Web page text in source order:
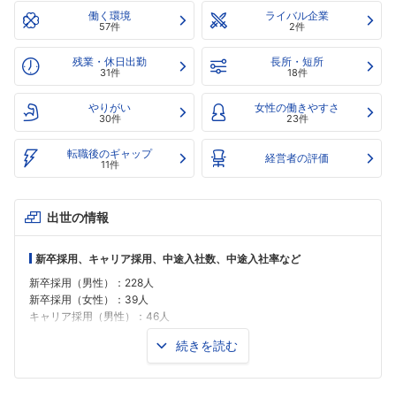
働く環境
57件
ライバル企業
2件
残業・休日出勤
31件
長所・短所
18件
やりがい
30件
女性の働きやすさ
23件
転職後のギャップ
11件 経営者の評価
出世の情報
新卒採用、キャリア採用、中途入社数、中途入社率など
新卒採用（男性）：228人
新卒採用（女性）：39人
キャリア採用（男性）：46人
キャリア採用（女性）：5人
※これらデータは各企業のCSR報告書などの情報をもとにキャリコネが編集を
続きを読む